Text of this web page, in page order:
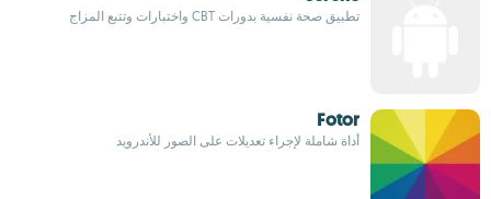
تطبيق صحة نفسية بدورات CBT واختبارات وتتبع المزاج
Fotor
أداة شاملة لإجراء تعديلات على الصور للأندرويد